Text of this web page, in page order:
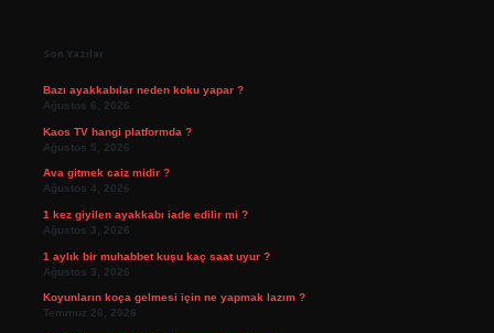
Son Yazılar
Bazı ayakkabılar neden koku yapar ?
Ağustos 6, 2026
Kaos TV hangi platformda ?
Ağustos 5, 2026
Ava gitmek caiz midir ?
Ağustos 4, 2026
1 kez giyilen ayakkabı iade edilir mi ?
Ağustos 3, 2026
1 aylık bir muhabbet kuşu kaç saat uyur ?
Ağustos 3, 2026
Koyunların koça gelmesi için ne yapmak lazım ?
Temmuz 26, 2026